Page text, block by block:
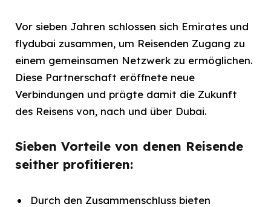
Vor sieben Jahren schlossen sich Emirates und
flydubai zusammen, um Reisenden Zugang zu
einem gemeinsamen Netzwerk zu ermöglichen.
Diese Partnerschaft eröffnete neue
Verbindungen und prägte damit die Zukunft
des Reisens von, nach und über Dubai.
Sieben Vorteile von denen Reisende
seither profitieren:
Durch den Zusammenschluss bieten